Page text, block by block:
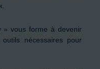
» vous forme à devenir
nécessaires pour